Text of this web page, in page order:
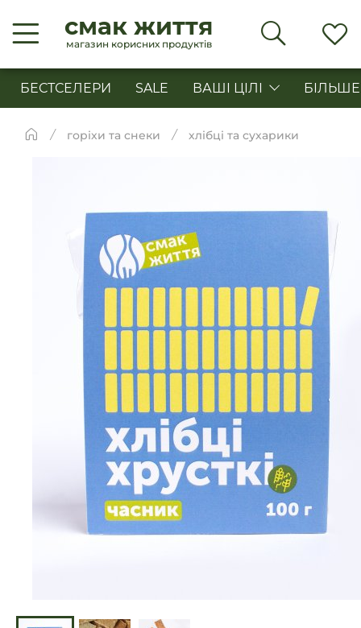
смак життя
магазин корисних продуктів
БЕСТСЕЛЕРИ SALE ВАШІ ЦІЛІ БІЛЬШЕ
горіхи та снеки хлібці та сухарики